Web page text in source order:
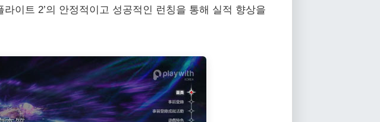
이트 2’의 안정적이고 성공적인 런칭을 통해 실적 향상을